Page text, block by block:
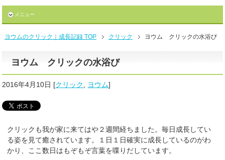
メニュー
ヨウムのクリック｜成長記録 TOP クリック ヨウム クリックの水浴び
ヨウム クリックの水浴び
2016年4月10日 [クリック, ヨウム]
クリックも我が家に来てはや２週間経ちました。毎日成長してい
る姿を見て癒されています。１日１日確実に成長しているのがわ
かり、ここ数日はもぞもぞ言葉を喋りだしています。